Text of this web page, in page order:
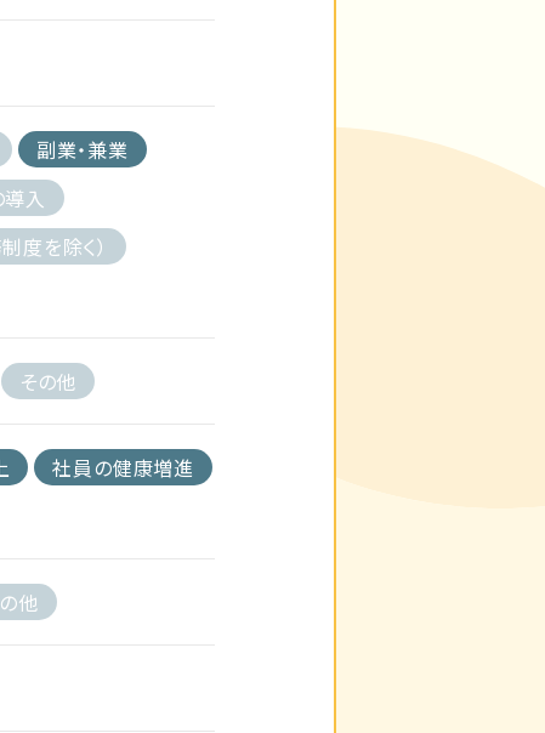
副業・兼業
入
度を除く）
その他
社員の健康増進
他